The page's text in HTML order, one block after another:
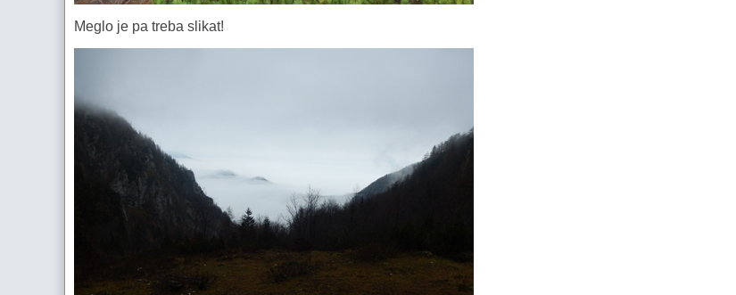
Meglo je pa treba slikat!